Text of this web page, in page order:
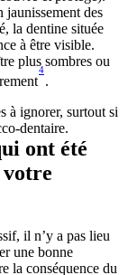
jaunissement des
la dentine située
à être visible.
plus sombres ou
4
.
à ignorer, surtout si
dentaire.
ont été
il n’y a pas lieu
une bonne
la conséquence du